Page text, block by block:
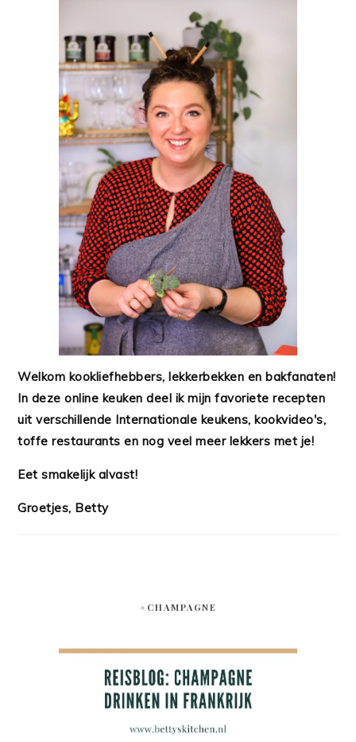
Welkom kookliefhebbers, lekkerbekken en bakfanaten!
In deze online keuken deel ik mijn favoriete recepten
uit verschillende Internationale keukens, kookvideo's,
toffe restaurants en nog veel meer lekkers met je!
Eet smakelijk alvast!
Groetjes, Betty
#CHAMPAGNE